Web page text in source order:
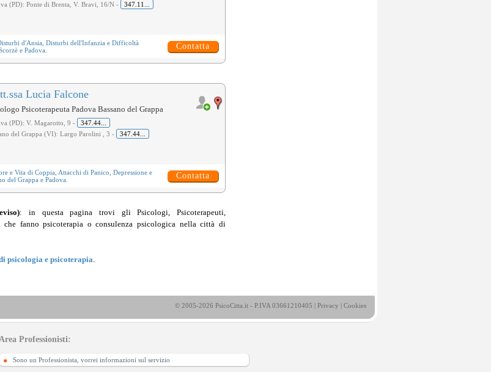
(PD): Ponte di Brenta, V. Bravi, 16/N -
347.11...
d'Ansia Disturbi dell'Infanzia e Difficoltà
e Padova. Contatta
Lucia Falcone
Psicoterapeuta Padova Bassano del Grappa
(PD): V. Magarotto, 9 -
347.44...
del Grappa (VI): Largo Parolini , 3 -
347.44...
e Vita di Coppia Attacchi di Panico Depressione e
del Grappa e Padova. Contatta
: in questa pagina trovi gli Psicologi, Psicoterapeuti,
che fanno psicoterapia o consulenza psicologica nella città di
psicologia e psicoterapia.
© 2005-2026 PsicoCitta.it - P.IVA 03661210405 | Privacy | Cookies
Professionisti:
Sono un Professionista, vorrei informazioni sul servizio